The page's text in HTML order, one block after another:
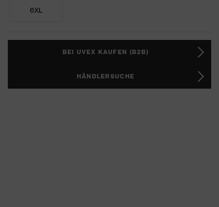
6XL
BEI UVEX KAUFEN (B2B)
HÄNDLERSUCHE